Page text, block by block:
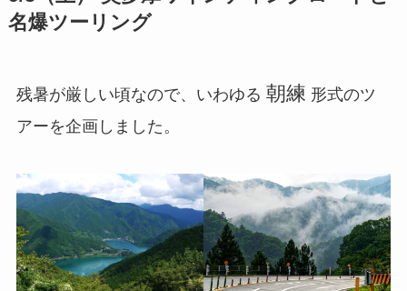
名爆ツーリング
残暑が厳しい頃なので、いわゆる 朝練 形式のツ
アーを企画しました。